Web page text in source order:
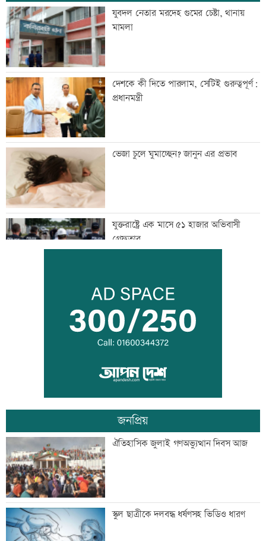
যুবদল নেতার মরদেহ গুমের চেষ্টা, থানায়
মামলা
দেশকে কী দিতে পারলাম, সেটিই গুরুত্বপূর্ণ:
প্রধানমন্ত্রী
ভেজা চুলে ঘুমাচ্ছেন? জানুন এর প্রভাব
যুক্তরাষ্ট্রে এক মাসে ৫১ হাজার অভিবাসী
গ্রেফতার
কালীগঞ্জের সেন্ট নিকোলাস চার্চ: ঐতিহ্য ও
সম্প্রীতির প্রতীক
‘শিশুদের সুস্থ বিকাশে নিয়মিত স্বাস্থ্য পরীক্ষা
গুরুত্বপূর্ণ’
মেসিকে বোমা মেরে উড়িয়ে দেয়ার হুমকি
ব্যাংক এশিয়াতে নিয়োগ বিজ্ঞপ্তি
জনপ্রিয়
ঐতিহাসিক জুলাই গণঅভ্যুত্থান দিবস আজ
স্কুল ছাত্রীকে দলবদ্ধ ধর্ষণসহ ভিডিও ধারণ